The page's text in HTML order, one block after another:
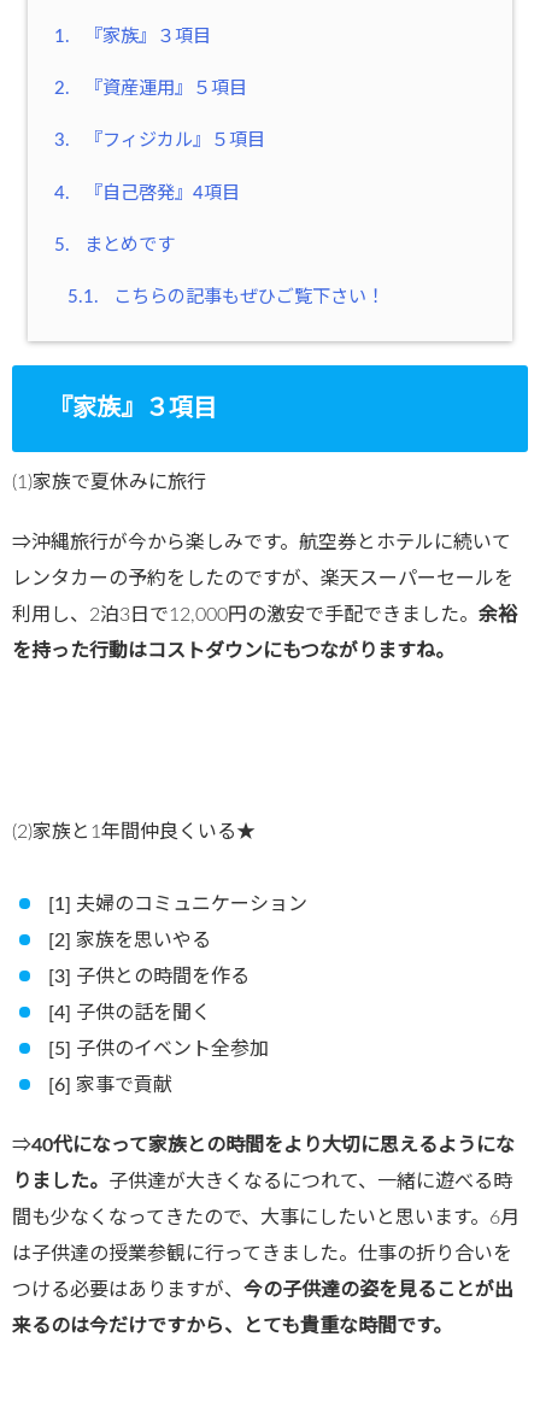
1. 『家族』３項目
2. 『資産運用』５項目
3. 『フィジカル』５項目
4. 『自己啓発』4項目
5. まとめです
5.1. こちらの記事もぜひご覧下さい！
『家族』３項目
(1)家族で夏休みに旅行
⇒沖縄旅行が今から楽しみです。航空券とホテルに続いて
レンタカーの予約をしたのですが、楽天スーパーセールを
利用し、2泊3日で12,000円の激安で手配できました。 余裕
を持った行動はコストダウンにもつながりますね。
(2)家族と1年間仲良くいる★
[1] 夫婦のコミュニケーション
[2] 家族を思いやる
[3] 子供との時間を作る
[4] 子供の話を聞く
[5] 子供のイベント全参加
[6] 家事で貢献
⇒40代になって家族との時間をより大切に思えるようにな
りました。 子供達が大きくなるにつれて、一緒に遊べる時
間も少なくなってきたので、大事にしたいと思います。6月
は子供達の授業参観に行ってきました。仕事の折り合いを
つける必要はありますが、 今の子供達の姿を見ることが出
来るのは今だけですから、とても貴重な時間です。